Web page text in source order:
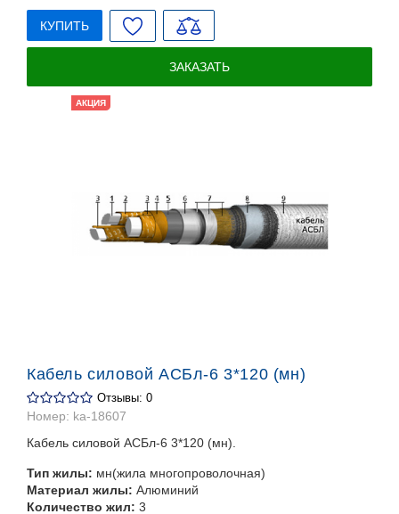
КУПИТЬ
ЗАКАЗАТЬ
АКЦИЯ
Кабель силовой АСБл-6 3*120 (мн)
Отзывы: 0
Номер: ka-18607
Кабель силовой АСБл-6 3*120 (мн).
Тип жилы: мн(жила многопроволочная)
Материал жилы: Алюминий
Количество жил: 3